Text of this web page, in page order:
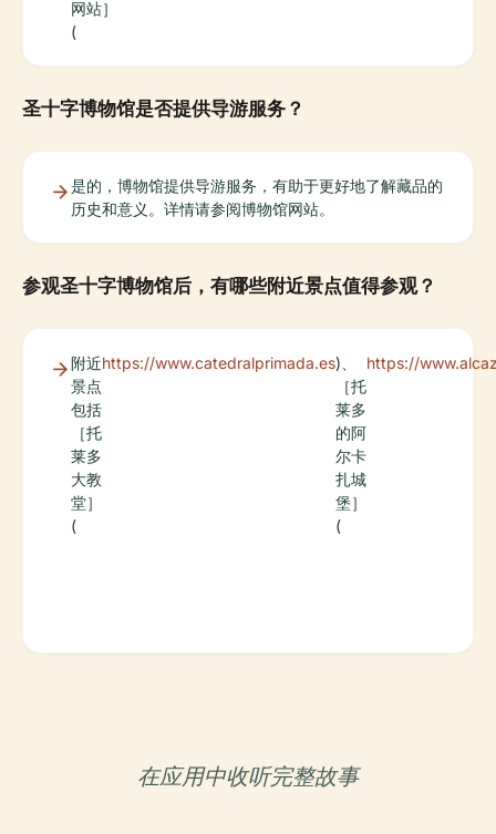
网站］
(
圣十字博物馆是否提供导游服务？
是的，博物馆提供导游服务，有助于更好地了解藏品的
历史和意义。详情请参阅博物馆网站。
参观圣十字博物馆后，有哪些附近景点值得参观？
附近
景点
包括
［托
莱多
大教
堂］
(
https://www.catedralprimada.es)、
［托
莱多
的阿
尔卡
扎城
堡］
(
https://
在应用中收听完整故事